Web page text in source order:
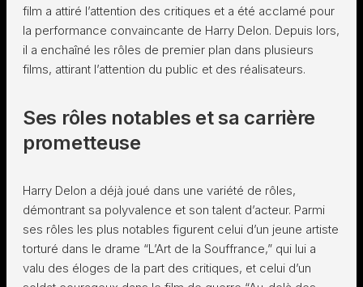
film a attiré l’attention des critiques et a été acclamé pour
la performance convaincante de Harry Delon. Depuis lors,
il a enchaîné les rôles de premier plan dans plusieurs
films, attirant l’attention du public et des réalisateurs.
Ses rôles notables et sa carrière
prometteuse
Harry Delon a déjà joué dans une variété de rôles,
démontrant sa polyvalence et son talent d’acteur. Parmi
ses rôles les plus notables figurent celui d’un jeune artiste
torturé dans le drame “L’Art de la Souffrance,” qui lui a
valu des éloges de la part des critiques, et celui d’un